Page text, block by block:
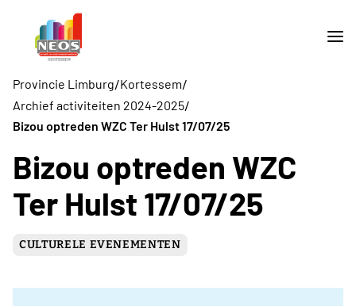
Provincie Limburg/Kortessem/
Archief activiteiten 2024-2025/
Bizou optreden WZC Ter Hulst 17/07/25
Bizou optreden WZC
Ter Hulst 17/07/25
CULTURELE EVENEMENTEN